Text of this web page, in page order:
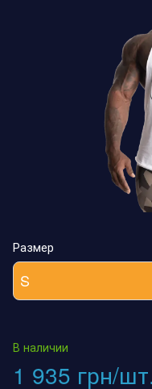
Размер
S
В наличии
1 935 грн/